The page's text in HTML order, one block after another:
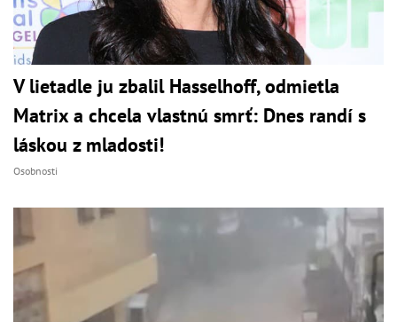
V lietadle ju zbalil Hasselhoff, odmietla
Matrix a chcela vlastnú smrť: Dnes randí s
láskou z mladosti!
Osobnosti